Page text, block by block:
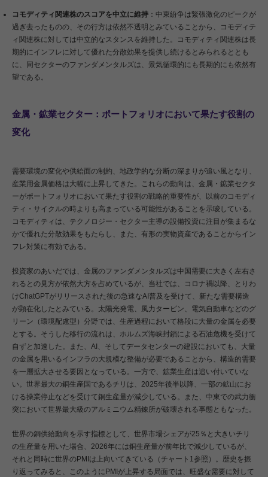
コモディティ関連株のスコアを中立に維持 ：中東紛争は緊張激化のピークが
過ぎ去ったものの、その行方は依然不透明とみていることから、コモディテ
ィ関連株に対しては中立的なスタンスを維持した。コモディティ関連株は長
期的にインフレに対して優れた分散効果を提供し続けるとみられるととも
に、同セクターのファンダメンタルズは、景気循環的にも長期的にも依然有
望である。
金属・鉱業セクター：ポートフォリオにおいて果たす役割の
変化
需要環境の変化や供給面の制約、地政学的な分断の深まりが追い風となり、
産業用金属価格は大幅に上昇してきた。これらの動向は、金属・鉱業セクタ
ーがポートフォリオにおいて果たす役割の戦略的重要性が、以前のコモディ
ティ・サイクルの時よりも高まっている可能性があることを示唆している。
コモディティは、テクノロジー・セクター主導の設備投資に注目が集まるな
かで優れた分散効果をもたらし、また、有形の実物資産であることからイン
フレ対策に有効である。
投資家のあいだでは、金属のファンダメンタルズは中国需要に大きく左右さ
れるとの見方が依然大方を占めているが、当社では、コロナ禍以降、とりわ
けChatGPTがリリースされた後の急速なAI普及を受けて、新たな需要構造
が顕在化したとみている。太陽光発電、風力タービン、電気自動車などのグ
リーン（環境配慮型）分野では、生産過程において格段に大量の金属を必要
とする。そうした移行の流れは、ホルムズ海峡封鎖による石油危機を受けて
自ずと加速した。また、AI、そしてデータセンターの建設においても、大量
の金属を用いるインフラの大規模な整備が必要であることから、構造的需要
を一層拡大させる要因となっている。一方で、鉱業生産は追い付いていな
い。世界最大の銅生産国であるチリは、2025年後半以降、一部の鉱山にお
ける操業停止などを受けて銅生産量が減少している。また、中東での武力衝
突において世界最大級のアルミニウム精錬所が破壊される事態ともなった。
世界の銅供給動向を示す指標として、世界市場シェアが25％と大きいチリ
の生産量を用いた場合、2026年には銅生産量が前年比で減少しているが、
それと同時に世界のPMIは上向いてきている（チャート1参照）。歴史を振
り返ってみると、このようにPMIが上昇する局面では、旺盛な需要に対して